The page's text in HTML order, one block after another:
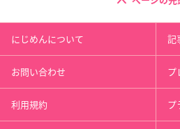
にじめんについて 記
お問い合わせ プ
利用規約 プ